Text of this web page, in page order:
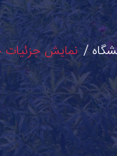
نمایش جزئیات